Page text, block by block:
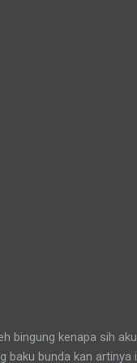
bingung kenapa sih
baku bunda kan artinya